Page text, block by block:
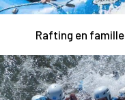
Rafting en famille